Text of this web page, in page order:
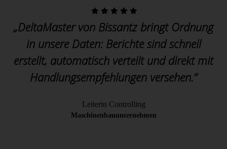
„DeltaMaster von Bissantz bringt Ordnung
in unsere Daten: Berichte sind schnell
erstellt, automatisch verteilt und direkt mit
Handlungsempfehlungen versehen.“
Leiterin Controlling
Maschinenbauunternehmen